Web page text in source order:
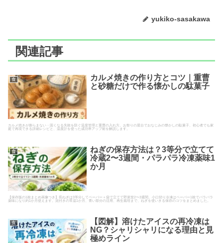
yukiko-sasakawa
関連記事
食
カルメ焼きの作り方とコツ｜重曹
と砂糖だけで作る懐かしの駄菓子
カルメ焼きが膨らまない・固くなる失敗を防ぐ温度管理と重曹の入れ方。お祭りの屋台でおなじみの懐かしの駄菓子、初心者でも家
庭で再現できる詳細レシピと、温度計を使った成功率アップ術を解説します。
食
ねぎの保存方法は？3等分で立てて
冷蔵2〜3週間・パラパラ冷凍薬味1
か月
【保存版の1枚まとめ画像つき】長ねぎは3等分してペーパー＋袋で立てて野菜室2〜3週間。小口切り冷凍はペーパー1枚でパラパラ
薬味になり約1か月使えます。泥付きの常温1か月、青い部分の活用、再生栽培まで、ねぎを使いきる保存のコツをまとめました。
食
【図解】溶けたアイスの再冷凍は
NG？シャリシャリになる理由と見
極めライン